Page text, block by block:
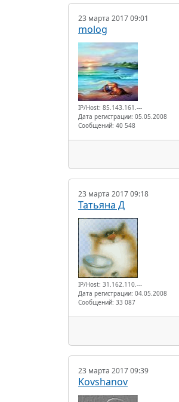
23 марта 2017 09:01
molog
IP/Host: 85.143.161.---
Дата регистрации: 05.05.2008
Сообщений: 40 548
23 марта 2017 09:18
Татьяна Д
IP/Host: 31.162.110.---
Дата регистрации: 04.05.2008
Сообщений: 33 087
23 марта 2017 09:39
Kovshanov